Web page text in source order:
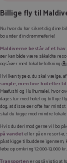
Billige fly til
Nu hvor du har sikret dig dine
bo under din drømmeferie!
Maldiverne består af et hav
øer kan både være såkaldte
også øer med lokalbefolkning 🏝️
Hvilken type ø, du skal vælge,
simple, men fine hoteller
Maafushi og Hulhumale), hvor
dages tur med hotel og billige
dog, at disse øer ofte har
skal du kigge mod mindre
Hvis du derimod gerne vil bo på
på vandeteller på en resort-
på at kigge tilbuddene
løbe op omkring 12.000-13.000